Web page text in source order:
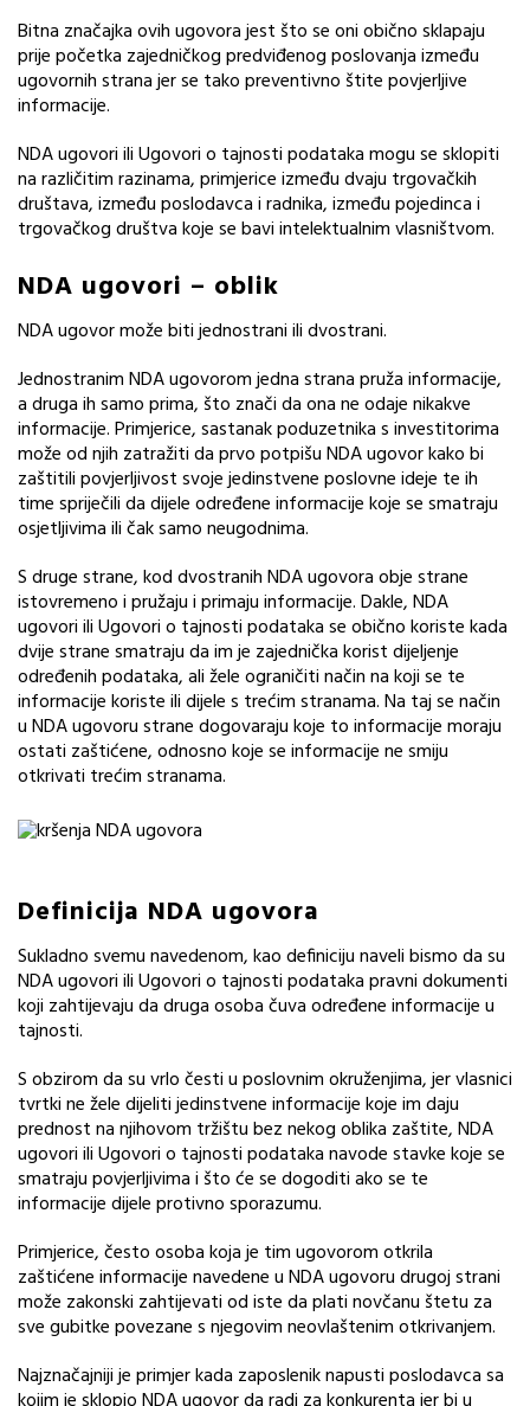
Bitna značajka ovih ugovora jest što se oni obično sklapaju
prije početka zajedničkog predviđenog poslovanja između
ugovornih strana jer se tako preventivno štite povjerljive
informacije.
NDA ugovori ili Ugovori o tajnosti podataka mogu se sklopiti
na različitim razinama, primjerice između dvaju trgovačkih
društava, između poslodavca i radnika, između pojedinca i
trgovačkog društva koje se bavi intelektualnim vlasništvom.
NDA ugovori – oblik
NDA ugovor može biti jednostrani ili dvostrani.
Jednostranim NDA ugovorom jedna strana pruža informacije,
a druga ih samo prima, što znači da ona ne odaje nikakve
informacije. Primjerice, sastanak poduzetnika s investitorima
može od njih zatražiti da prvo potpišu NDA ugovor kako bi
zaštitili povjerljivost svoje jedinstvene poslovne ideje te ih
time spriječili da dijele određene informacije koje se smatraju
osjetljivima ili čak samo neugodnima.
S druge strane, kod dvostranih NDA ugovora obje strane
istovremeno i pružaju i primaju informacije. Dakle, NDA
ugovori ili Ugovori o tajnosti podataka se obično koriste kada
dvije strane smatraju da im je zajednička korist dijeljenje
određenih podataka, ali žele ograničiti način na koji se te
informacije koriste ili dijele s trećim stranama. Na taj se način
u NDA ugovoru strane dogovaraju koje to informacije moraju
ostati zaštićene, odnosno koje se informacije ne smiju
otkrivati trećim stranama.
Definicija NDA ugovora
Sukladno svemu navedenom, kao definiciju naveli bismo da su
NDA ugovori ili Ugovori o tajnosti podataka pravni dokumenti
koji zahtijevaju da druga osoba čuva određene informacije u
tajnosti.
S obzirom da su vrlo česti u poslovnim okruženjima, jer vlasnici
tvrtki ne žele dijeliti jedinstvene informacije koje im daju
prednost na njihovom tržištu bez nekog oblika zaštite, NDA
ugovori ili Ugovori o tajnosti podataka navode stavke koje se
smatraju povjerljivima i što će se dogoditi ako se te
informacije dijele protivno sporazumu.
Primjerice, često osoba koja je tim ugovorom otkrila
zaštićene informacije navedene u NDA ugovoru drugoj strani
može zakonski zahtijevati od iste da plati novčanu štetu za
sve gubitke povezane s njegovim neovlaštenim otkrivanjem.
Najznačajniji je primjer kada zaposlenik napusti poslodavca sa